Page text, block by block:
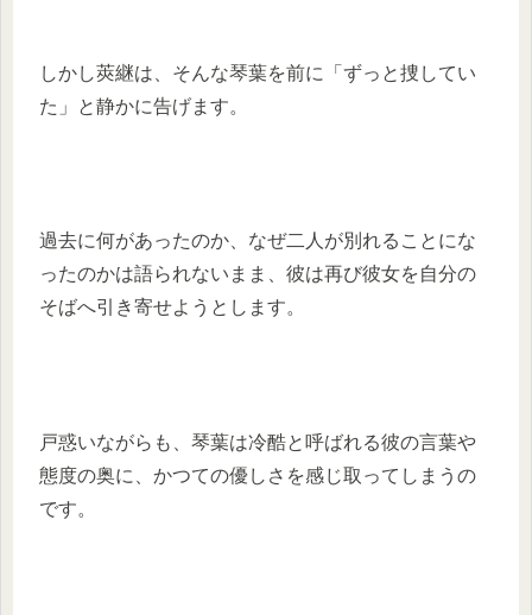
しかし莢継は、そんな琴葉を前に「ずっと捜してい
た」と静かに告げます。
過去に何があったのか、なぜ二人が別れることにな
ったのかは語られないまま、彼は再び彼女を自分の
そばへ引き寄せようとします。
戸惑いながらも、琴葉は冷酷と呼ばれる彼の言葉や
態度の奥に、かつての優しさを感じ取ってしまうの
です。